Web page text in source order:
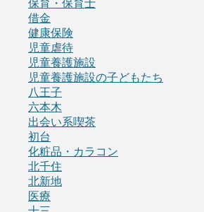
保育・保育士
借金
健康保険
児童虐待
児童養護施設
児童養護施設の子どもたち
八王子
六本木
出会い系喫茶
初台
化粧品・カラコン
北千住
北新地
医療